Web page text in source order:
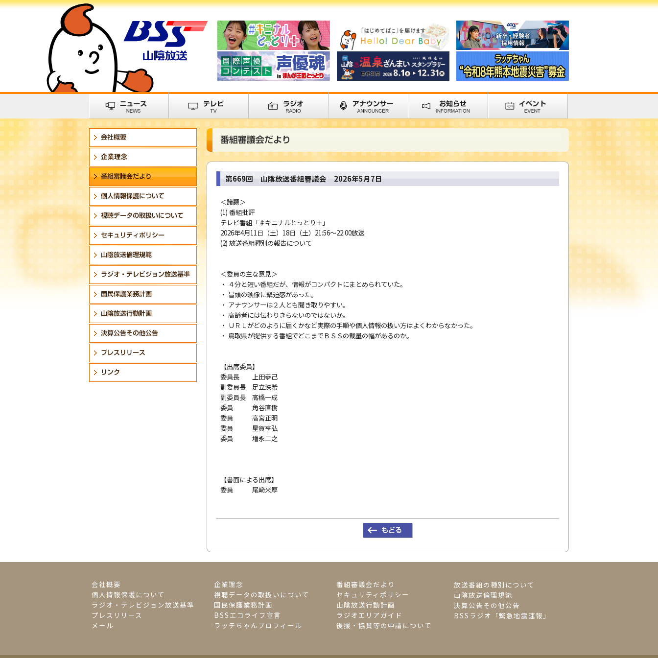
第669回 山陰放送番組審議会 2026年5月7日
＜議題＞
(1) 番組批評
テレビ番組「♯キニナルとっとり＋」
2026年4月11日（土）18日（土）21:56～22:00放送.
(2) 放送番組種別の報告について
＜委員の主な意見＞
・ ４分と短い番組だが、情報がコンパクトにまとめられていた。
・ 冒頭の映像に緊迫感があった。
・ アナウンサーは２人とも聞き取りやすい。
・ 高齢者には伝わりきらないのではないか。
・ ＵＲＬがどのように届くかなど実際の手順や個人情報の扱い方はよくわからなかった。
・ 鳥取県が提供する番組でどこまでＢＳＳの裁量の幅があるのか。
【出席委員】
委員長 上田恭己
副委員長 足立珠希
副委員長 高橋一成
委員 角谷直樹
委員 高宮正明
委員 星賀亨弘
委員 増永二之
【書面による出席】
委員 尾﨑米厚
会社概要
個人情報保護について
ラジオ・テレビジョン放送基準
プレスリリース
メール
企業理念
視聴データの取扱いについて
国民保護業務計画
BSSエコライフ宣言
ラッテちゃんプロフィール
番組審議会だより
セキュリティポリシー
山陰放送行動計画
ラジオエリアガイド
後援・協賛等の申請について
放送番組の種別について
山陰放送倫理規範
決算公告その他公告
BSSラジオ「緊急地震速報」